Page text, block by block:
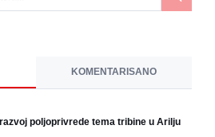
KOMENTARISANO
poljoprivrede tema tribine u Arilju